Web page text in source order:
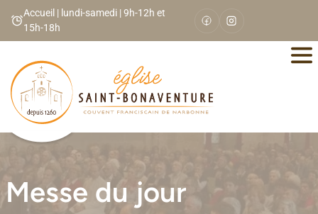
Panneau de gestion des cookies
Accueil | lundi-samedi | 9h-12h et
15h-18h
Messe du jour